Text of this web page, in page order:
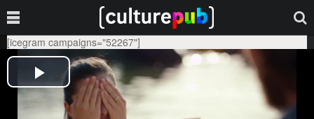
[icegram campaigns="52267"]